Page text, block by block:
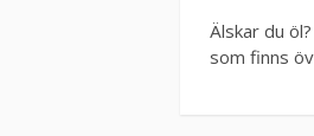
Älskar du
som finns